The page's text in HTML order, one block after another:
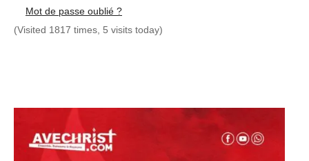
Mot de passe oublié ?
(Visited 1817 times, 5 visits today)